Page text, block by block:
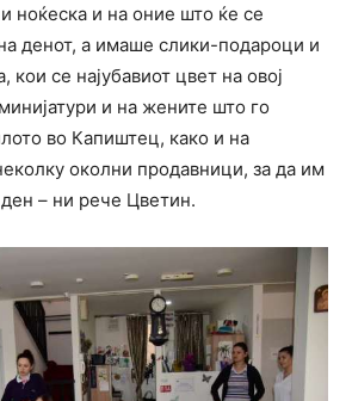
ноќеска и на оние што ќе се
денот, а имаше слики-подароци и
се најубавиот цвет на овој
и на жените што го
во Капиштец, како и на
околни продавници, за да им
ден – ни рече Цветин.